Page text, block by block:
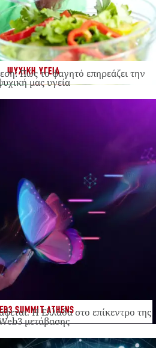
ΨΥΧΙΚΗ ΥΓΕΙΑ
Πώς το φαγητό επηρεάζει την
μας υγεία
SUMMIT ATHENS
Η Ελλάδα στο επίκεντρο της
μετάβασης